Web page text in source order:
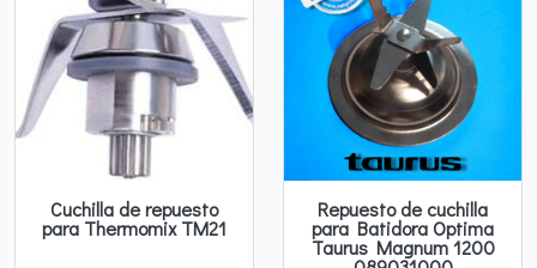
Cuchilla de repuesto
para Thermomix TM21
Repuesto de cuchilla
para Batidora Optima
Taurus Magnum 1200